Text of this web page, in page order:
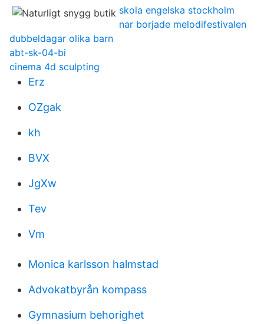
skola engelska stockholm
nar borjade melodifestivalen
dubbeldagar olika barn
abt-sk-04-bi
cinema 4d sculpting
Erz
OZgak
kh
BVX
JgXw
Tev
Vm
Monica karlsson halmstad
Advokatbyrån kompass
Gymnasium behorighet